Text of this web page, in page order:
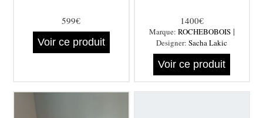
599€
Voir ce produit
1400€
Marque: ROCHEBOBOIS|
Designer:Sacha Lakic
Voir ce produit